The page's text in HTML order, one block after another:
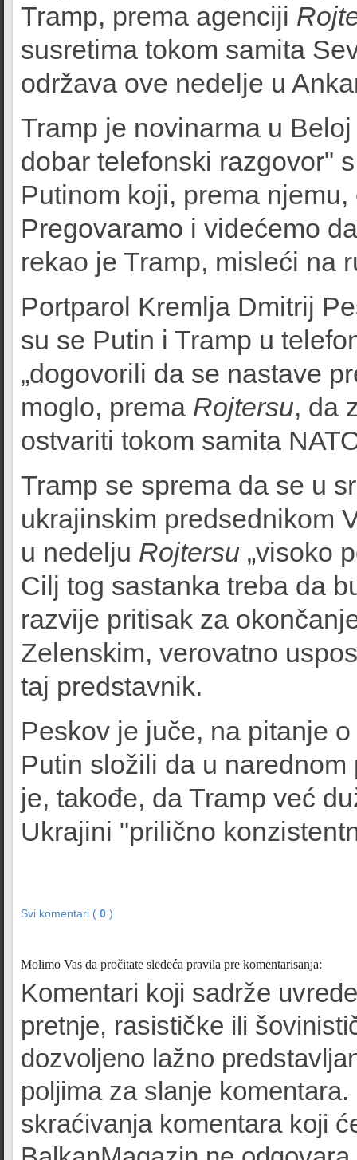
Tramp, prema agenciji
susretima tokom samita
održava ove nedelje u
Tramp je novinarma u
dobar telefonski razgovor"
Putinom koji, prema
Pregovaramo i videćemo
rekao je Tramp, misleći na
Portparol Kremlja Dmitrij
su se Putin i Tramp u
„dogovorili da se nastave
moglo, prema Rojtersu, da
ostvariti tokom samita
Tramp se sprema da se u
ukrajinskim predsednikom
u nedelju Rojtersu „visoko
Cilj tog sastanka treba da
razvije pritisak za
Zelenskim, verovatno
taj predstavnik.
Peskov je juče, na pitanje
Putin složili da u
je, takođe, da Tramp već
Ukrajini "prilično
Svi komentari ( 0 )
Molimo Vas da pročitate sledeća pravila pre komentarisanja:
Komentari koji sadrže
pretnje, rasističke ili
dozvoljeno lažno
poljima za slanje
skraćivanja komentara koji